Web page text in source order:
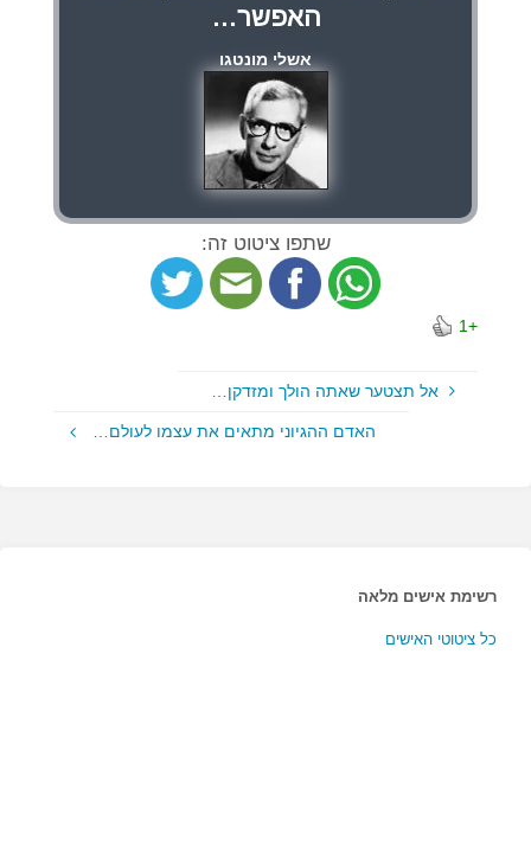
האפשר…
אשלי מונטגו
שתפו ציטוט זה:
+1
אל תצטער שאתה הולך ומזדקן…
האדם ההגיוני מתאים את עצמו לעולם…
רשימת אישים מלאה
כל ציטוטי האישים